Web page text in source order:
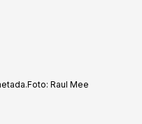
Foto: Raul Mee